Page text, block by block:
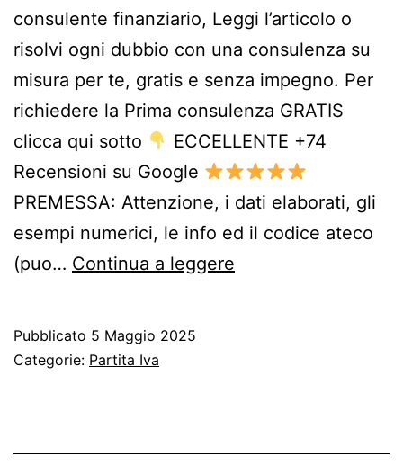
consulente finanziario, Leggi l’articolo o
risolvi ogni dubbio con una consulenza su
misura per te, gratis e senza impegno. Per
richiedere la Prima consulenza GRATIS
clicca qui sotto
ECCELLENTE +74
Recensioni su Google
PREMESSA: Attenzione, i dati elaborati, gli
esempi numerici, le info ed il codice ateco
(puo… Continua a leggere
Pubblicato 5 Maggio 2025
Categorie: Partita Iva